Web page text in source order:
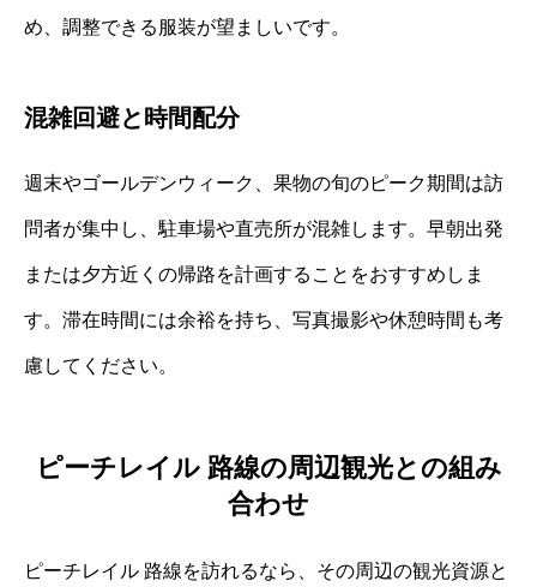
め、調整できる服装が望ましいです。
混雑回避と時間配分
週末やゴールデンウィーク、果物の旬のピーク期間は訪
問者が集中し、駐車場や直売所が混雑します。早朝出発
または夕方近くの帰路を計画することをおすすめしま
す。滞在時間には余裕を持ち、写真撮影や休憩時間も考
慮してください。
ピーチレイル 路線の周辺観光との組み
合わせ
ピーチレイル 路線を訪れるなら、その周辺の観光資源と